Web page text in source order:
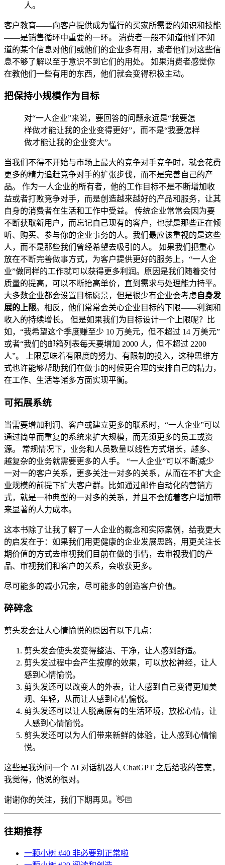
人。
客户教育——向客户提供成为懂行的买家所需要的知识和技能
——是销售循环中重要的一环。 消费者一般不知道他们不知
道的某个信息对他们或他们的企业多有用，或者他们对这些信
息不够了解以至于意识不到它们的用处。 如果消费者感觉你
在教他们一些有用的东西，他们就会变得积极主动。
把保持小规模作为目标
对“一人企业”来说，要回答的问题永远是“我要怎
样做才能让我的企业变得更好”，而不是“我要怎样
做才能让我的企业变大”。
当我们不得不开始与市场上最大的竞争对手竞争时，就会花费
更多的精力追赶竞争对手的扩张步伐，而不是完善自己的产
品。 作为一人企业的所有者，他的工作目标不是不断增加收
益或者打败竞争对手，而是创造越来越好的产品和服务，让其
自身的消费者在生活和工作中受益。 传统企业常常会因为要
不断获取新用户，而忘记自己现有的客户，也就是那些正在倾
听、购买、参与你的企业事务的人。我们最应该重视的是这些
人，而不是那些我们曾经希望去吸引的人。 如果我们把重心
放在不断完善做事方式，为客户提供更好的服务上，“一人企
业”做同样的工作就可以获得更多利润。原因是我们随着交付
质量的提高，可以不断抬高单价，直到需求与处理能力持平。
大多数企业都会设置目标愿景，但是很少有企业会考虑 自身发
展的上限。相反，他们常常会关心企业目标的下限——利润和
收入的持续增长。 但是如果我们为目标设计一个上限呢？比
如，“我希望这个季度赚至少 10 万美元，但不超过 14 万美元”
或者“我们的邮箱列表每天要增加 2000 人，但不超过 2200
人”。 上限意味着有限度的努力、有限制的投入，这种思维方
式也许能够帮助我们在做事的时候更合理的安排自己的精力，
在工作、生活等诸多方面实现平衡。
可拓展系统
当需要增加利润、客户或建立更多的联系时，“一人企业”可以
通过简单而重复的系统来扩大规模，而无须更多的员工或资
源。 常规情况下，业务和人员数量以线性方式增长，越多、
越复杂的业务就需要更多的人手。 “一人企业”可以不断减少
一对一的客户关系，更多关注一对多的关系，从而在不扩大企
业规模的前提下扩大客户群。比如通过邮件自动化的营销方
式，就是一种典型的一对多的关系，并且不会随着客户增加带
来显著的人力成本。
这本书除了让我了解了一人企业的概念和实际案例，给我更大
的启发在于：如果我们用更健康的企业发展思路，用更关注长
期价值的方式去审视我们目前在做的事情，去审视我们的产
品、审视我们和客户的关系，会收获更多。
尽可能多的减小冗余，尽可能多的创造客户价值。
碎碎念
剪头发会让人心情愉悦的原因有以下几点：
剪头发会使头发变得整洁、干净，让人感到舒适。
剪头发过程中会产生按摩的效果，可以放松神经，让人
感到心情愉悦。
剪头发还可以改变人的外表，让人感到自己变得更加美
观、年轻，从而让人感到心情愉悦。
剪头发还可以让人脱离原有的生活环境，放松心情，让
人感到心情愉悦。
剪头发还可以为人们带来新鲜的体验，让人感到心情愉
悦。
这些是我询问一个 AI 对话机器人 ChatGPT 之后给我的答案，
我觉得，他说的很对。
谢谢你的关注，我们下期再见。👋🏻
往期推荐
一颗小树 #40 非必要别正常啦